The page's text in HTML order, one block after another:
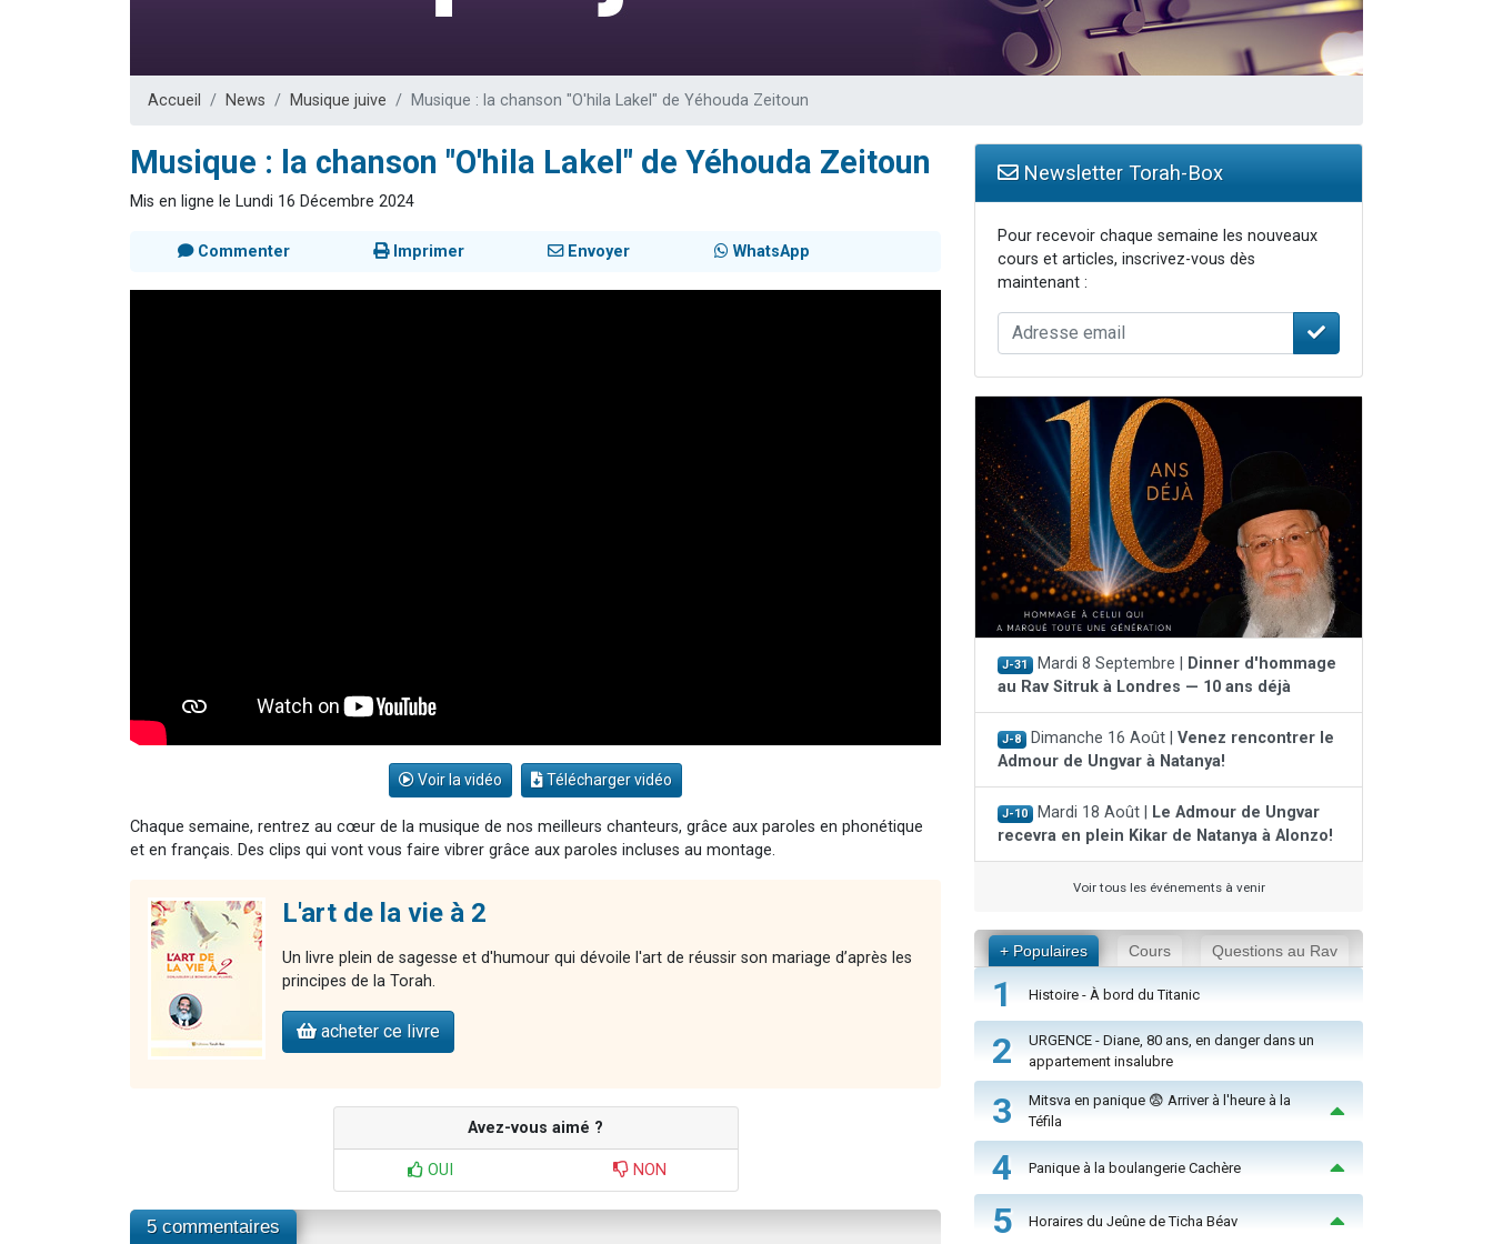
2 personnes viennent de nous rejoindre sur WhatsApp
Accueil News Musique juive Musique : la chanson "O'hila Lakel" de Yéhouda Zeitoun
Musique : la chanson "O'hila Lakel" de Yéhouda Zeitoun
Mis en ligne le Lundi 16 Décembre 2024
Commenter Imprimer Envoyer WhatsApp
Voir la vidéo Télécharger vidéo
Chaque semaine, rentrez au cœur de la musique de nos meilleurs chanteurs, grâce aux paroles en phonétique
et en français. Des clips qui vont vous faire vibrer grâce aux paroles incluses au montage.
L'art de la vie à 2
Un livre plein de sagesse et d'humour qui dévoile l'art de réussir son mariage d’après les
principes de la Torah.
acheter ce livre
Avez-vous aimé ?
OUI NON
5 commentaires
Newsletter Torah-Box
Pour recevoir chaque semaine les nouveaux
cours et articles, inscrivez-vous dès
maintenant :
J-31 Mardi 8 Septembre |
Dinner d'hommage
au Rav Sitruk à Londres — 10 ans déjà
J-8 Dimanche 16 Août | Venez rencontrer le
Admour de Ungvar à Natanya!
J-10 Mardi 18 Août |
Le Admour de Ungvar
recevra en plein Kikar de Natanya à Alonzo!
Voir tous les événements à venir
+ Populaires Cours Questions au Rav
1 Histoire - À bord du Titanic
2
URGENCE - Diane, 80 ans, en danger dans un
appartement insalubre
3
Mitsva en panique 😨 Arriver à l'heure à la
Téfila
4 Panique à la boulangerie Cachère
5 Horaires du Jeûne de Ticha Béav